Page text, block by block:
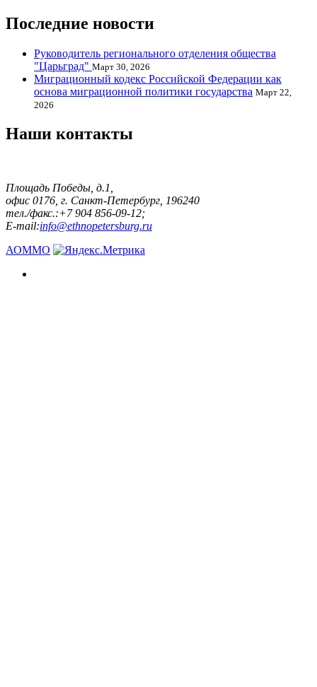
Последние новости
Руководитель регионального отделения общества
"Царьград" Март 30, 2026
Миграционный кодекс Российской Федерации как
основа миграционной политики государства Март 22,
2026
Наши контакты
Площадь Победы, д.1,
офис 0176, г. Санкт-Петербург, 196240
тел./факс.:+7 904 856-09-12;
E-mail:info@ethnopetersburg.ru
АОММО